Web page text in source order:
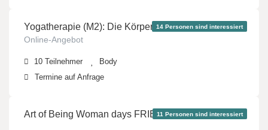
14 Personen sind interessiert
Yogatherapie (M2): Die Körpermitte mit Holger Zapf
Online-Angebot
10 Teilnehmer
Body
Termine auf Anfrage
11 Personen sind interessiert
89 €
Art of Being Woman days FRIENDSFAMILY